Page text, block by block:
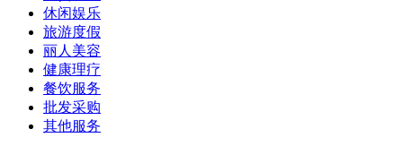
休闲娱乐
旅游度假
丽人美容
健康理疗
餐饮服务
批发采购
其他服务